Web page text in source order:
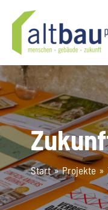
Inhalt
springen
Start Projekte